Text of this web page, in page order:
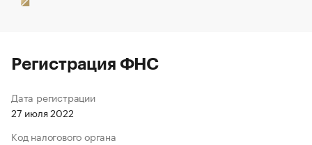
Регистрация ФНС
Дата регистрации
27 июля 2022
Код налогового органа